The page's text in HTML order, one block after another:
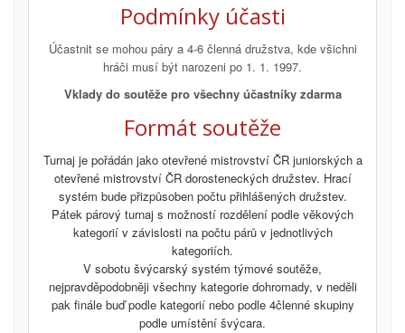
Podmínky účasti
Účastnit se mohou páry a 4-6 členná družstva, kde všichni
hráči musí být narozeni po 1. 1. 1997.
Vklady do soutěže pro všechny účastníky zdarma
Formát soutěže
Turnaj je pořádán jako otevřené mistrovství ČR juniorských a
otevřené mistrovství ČR dorosteneckých družstev. Hrací
systém bude přizpůsoben počtu přihlášených družstev.
Pátek párový turnaj s možností rozdělení podle věkových
kategorií v závislosti na počtu párů v jednotlivých
kategoriích.
V sobotu švýcarský systém týmové soutěže,
nejpravděpodobněji všechny kategorie dohromady, v neděli
pak finále buď podle kategorií nebo podle 4členné skupiny
podle umístění švýcara.